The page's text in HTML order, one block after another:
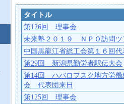
タイトル
第126回 理事会
未来塾２０１９ ＮＰＯ訪問ツ
中国黒龍江省総工会第１６回
第29回 新潟県勤労者駅伝大会
第14回 ハバロフスク地方労働
会 代表団来日
第125回 理事会